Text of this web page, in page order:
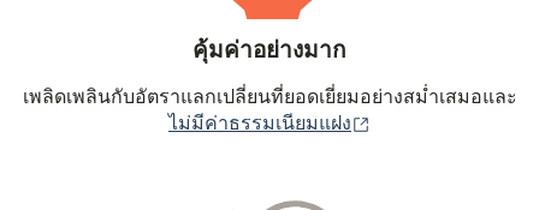
คุ้มค่าอย่างมาก
เพลิดเพลินกับอัตราแลกเปลี่ยนที่ยอดเยี่ยมอย่างสม่ำเสมอและ
ไม่มีค่าธรรมเนียมแฝง